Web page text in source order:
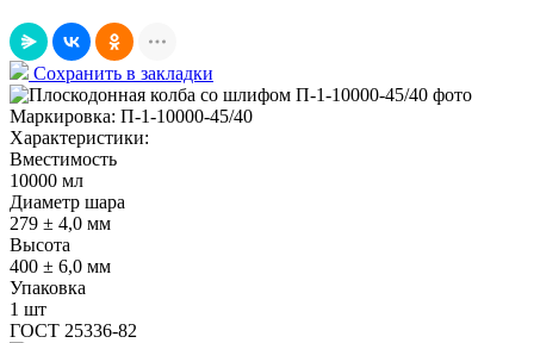
Сохранить в закладки
Маркировка: П-1-10000-45/40
Характеристики:
Вместимость
10000 мл
Диаметр шара
279 ± 4,0 мм
Высота
400 ± 6,0 мм
Упаковка
1 шт
ГОСТ 25336-82